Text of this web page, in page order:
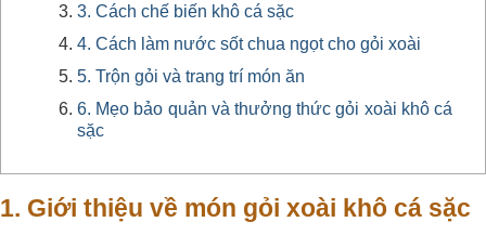
3. Cách chế biến khô cá sặc
4. Cách làm nước sốt chua ngọt cho gỏi xoài
5. Trộn gỏi và trang trí món ăn
6. Mẹo bảo quản và thưởng thức gỏi xoài khô cá
sặc
1. Giới thiệu về món gỏi xoài khô cá sặc